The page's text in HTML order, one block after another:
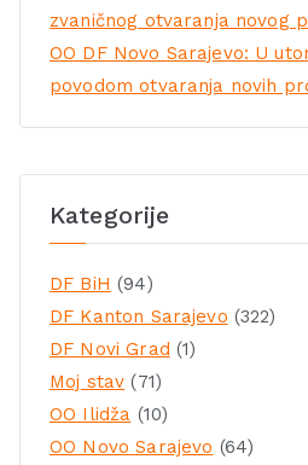
zvaničnog otvaranja novog
OO DF Novo Sarajevo: U
povodom otvaranja novih
Kategorije
DF BiH (94)
DF Kanton Sarajevo (322)
DF Novi Grad (1)
Moj stav (71)
OO Ilidža (10)
OO Novo Sarajevo (64)